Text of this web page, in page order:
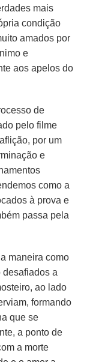
mais
condição
amados por
e
aos apelos do
de
pelo filme
por um
e
como a
à prova e
passa pela
maneira como
desafiados a
ao lado
formando
que se
a ponto de
a morte